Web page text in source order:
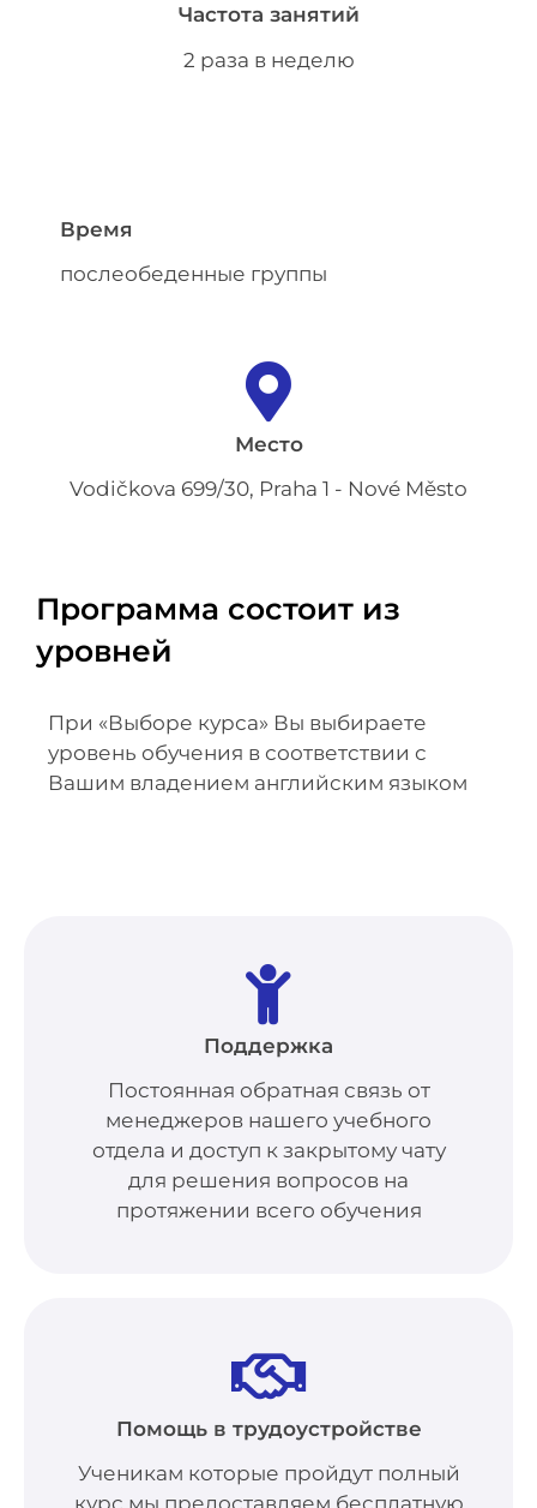
Частота занятий
2 раза в неделю
Время
послеобеденные группы
Место
Vodičkova 699/30, Praha 1 - Nové Město
Программа состоит из
уровней
При «Выборе курса» Вы выбираете
уровень обучения в соответствии с
Вашим владением английским языком
Поддержка
Постоянная обратная связь от
менеджеров нашего учебного
отдела и доступ к закрытому чату
для решения вопросов на
протяжении всего обучения
Помощь в трудоустройстве
Ученикам которые пройдут полный
курс мы предоставляем бесплатную